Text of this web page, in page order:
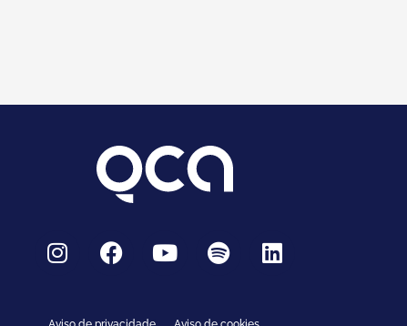
I
n
F
a
Y
o
S
p
L
i